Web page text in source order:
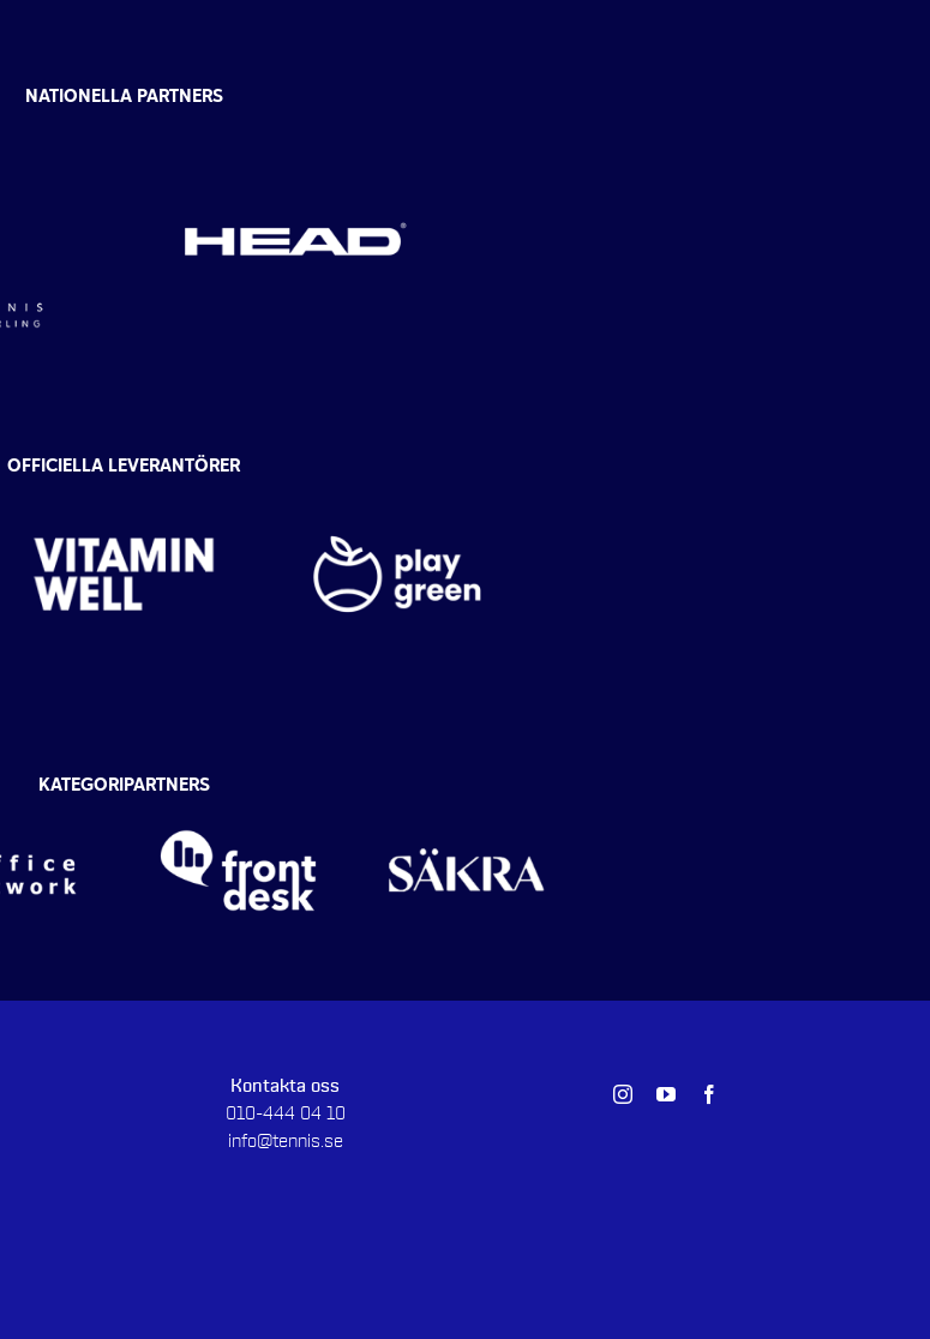
NATIONELLA PARTNERS
OFFICIELLA LEVERANTÖRER
KATEGORIPARTNERS
Kontakta oss
010-444 04 10
info@tennis.se